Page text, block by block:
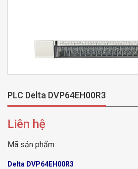
PLC Delta DVP64EH00R3
Liên hệ
Mã sản phẩm:
Delta DVP64EH00R3